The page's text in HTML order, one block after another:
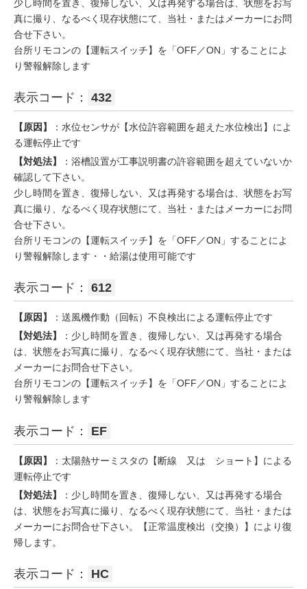
少し時間を置き、復帰しない、又は再発する場合は、状態をお写
真に撮り、なるべく現存状態にて、当社・またはメーカーにお問
合せ下さい。
台所リモコンの【運転スイッチ】を「OFF／ON」することによ
り警報解除します
表示コード： 432
【原因】
：水位センサが【水位許容範囲を超えた水位検出】によ
る運転停止です
【対処法】
：浴槽設置が工事説明書の許容範囲を超えていないか
確認して下さい。
少し時間を置き、復帰しない、又は再発する場合は、状態をお写
真に撮り、なるべく現存状態にて、当社・またはメーカーにお問
合せ下さい。
台所リモコンの【運転スイッチ】を「OFF／ON」することによ
り警報解除します・・給湯は使用可能です
表示コード： 612
【原因】
：送風機作動（回転）不良検出による運転停止です
【対処法】
：少し時間を置き、復帰しない、又は再発する場合
は、状態をお写真に撮り、なるべく現存状態にて、当社・または
メーカーにお問合せ下さい。
台所リモコンの【運転スイッチ】を「OFF／ON」することによ
り警報解除します
表示コード： EF
【原因】
：太陽熱サーミスタの【断線 又は ショート】による
運転停止です
【対処法】
：少し時間を置き、復帰しない、又は再発する場合
は、状態をお写真に撮り、なるべく現存状態にて、当社・または
メーカーにお問合せ下さい。【正常温度検出（交換）】により復
帰します。
表示コード： HC